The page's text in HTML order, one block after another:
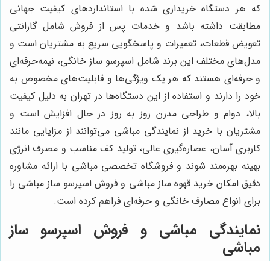
که هر دستگاه خریداری شده با استانداردهای کیفیت جهانی
مطابقت داشته باشد و خدمات پس از فروش شامل گارانتی
تعویض قطعات، تعمیرات و پاسخگویی سریع به مشتریان است و
مدل‌های مختلف این برند شامل اسپرسو ساز خانگی، نیمه‌حرفه‌ای
و حرفه‌ای هستند که هر یک ویژگی‌ها و قابلیت‌های مخصوص به
خود را دارند و استفاده از این دستگاه‌ها در تهران به دلیل کیفیت
بالا، دوام و طراحی مدرن روز به روز در حال افزایش است و
مشتریان با خرید از نمایندگی مباشی می‌توانند از مزایایی مانند
کاربری آسان، عصاره‌گیری عالی، تولید کف مناسب و مصرف انرژی
بهینه بهره‌مند شوند و فروشگاه تخصصی مباشی با ارائه مشاوره
دقیق امکان خرید قهوه ساز مباشی و فروش اسپرسو ساز مباشی را
برای انواع مصارف خانگی و حرفه‌ای فراهم کرده است.
نمایندگی مباشی و فروش اسپرسو ساز
مباشی